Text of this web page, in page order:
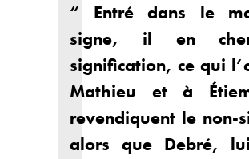
“ Entré dans le
signe, il en
signification, ce qui
Mathieu et à
revendiquent le non-
alors que Debré,